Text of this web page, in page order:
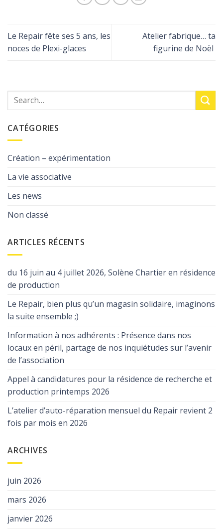
Le Repair fête ses 5 ans, les
noces de Plexi-glaces
Atelier fabrique… ta
figurine de Noël
CATÉGORIES
Création – expérimentation
La vie associative
Les news
Non classé
ARTICLES RÉCENTS
du 16 juin au 4 juillet 2026, Solène Chartier en résidence
de production
Le Repair, bien plus qu’un magasin solidaire, imaginons
la suite ensemble ;)
Information à nos adhérents : Présence dans nos
locaux en péril, partage de nos inquiétudes sur l’avenir
de l’association
Appel à candidatures pour la résidence de recherche et
production printemps 2026
L’atelier d’auto-réparation mensuel du Repair revient 2
fois par mois en 2026
ARCHIVES
juin 2026
mars 2026
janvier 2026